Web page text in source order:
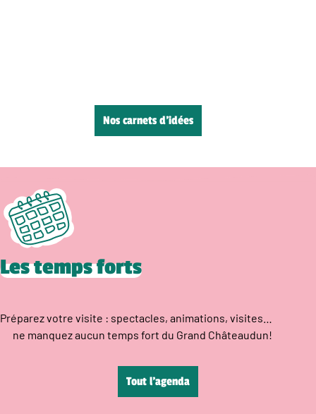
Nos carnets d’idées
Les temps forts
Préparez votre visite : spectacles, animations, visites…
ne manquez aucun temps fort du Grand Châteaudun!
Tout l’agenda